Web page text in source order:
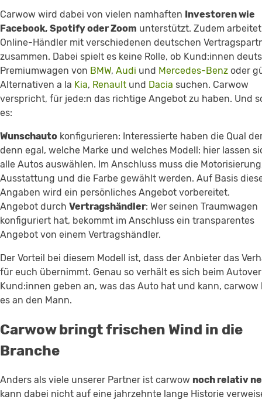
Carwow wird dabei von vielen namhaften Investoren wie
Facebook, Spotify oder Zoom unterstützt. Zudem
Online-Händler mit verschiedenen deutschen
zusammen. Dabei spielt es keine Rolle, ob Kund:innen
Premiumwagen von BMW, Audi und Mercedes-Benz oder
Alternativen a la Kia, Renault und Dacia suchen. Carwow
verspricht, für jede:n das richtige Angebot zu haben. Und
es:
Wunschauto konfigurieren: Interessierte haben die Qual
denn egal, welche Marke und welches Modell: hier lassen
alle Autos auswählen. Im Anschluss muss die
Ausstattung und die Farbe gewählt werden. Auf Basis
Angaben wird ein persönliches Angebot vorbereitet.
Angebot durch Vertragshändler: Wer seinen Traumwagen
konfiguriert hat, bekommt im Anschluss ein transparentes
Angebot von einem Vertragshändler.
Der Vorteil bei diesem Modell ist, dass der Anbieter das
für euch übernimmt. Genau so verhält es sich beim
Kund:innen geben an, was das Auto hat und kann,
es an den Mann.
Carwow bringt frischen Wind in die
Branche
Anders als viele unserer Partner ist carwow noch relativ
kann dabei nicht auf eine jahrzehnte lange Historie